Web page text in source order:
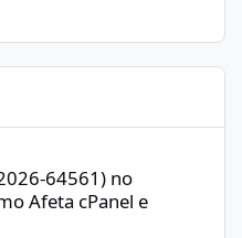
64561) no
Afeta cPanel e